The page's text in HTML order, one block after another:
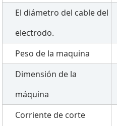
El diámetro del cable del
electrodo.
Peso de la maquina
Dimensión de la
máquina
Corriente de corte